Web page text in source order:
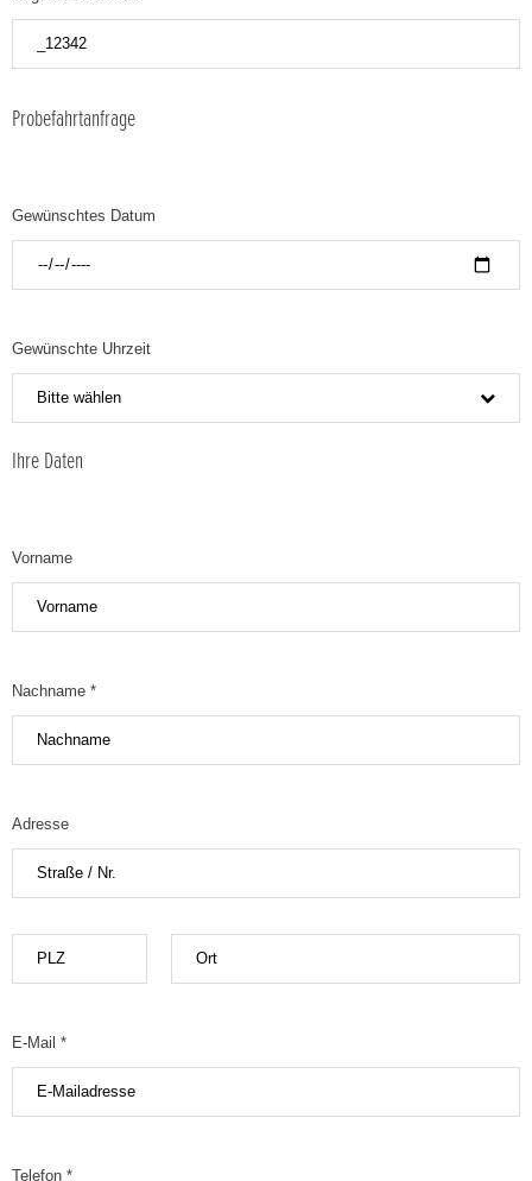
Probefahrtanfrage
Gewünschtes Datum
Gewünschte Uhrzeit
Bitte wählen
Ihre Daten
Vorname
Nachname *
Adresse
E-Mail *
Telefon *